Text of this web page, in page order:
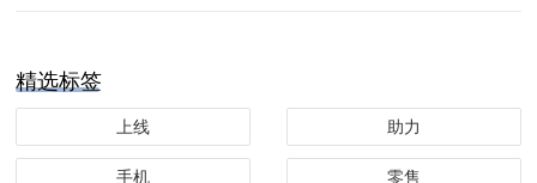
精选标签
上线 助力
手机 零售